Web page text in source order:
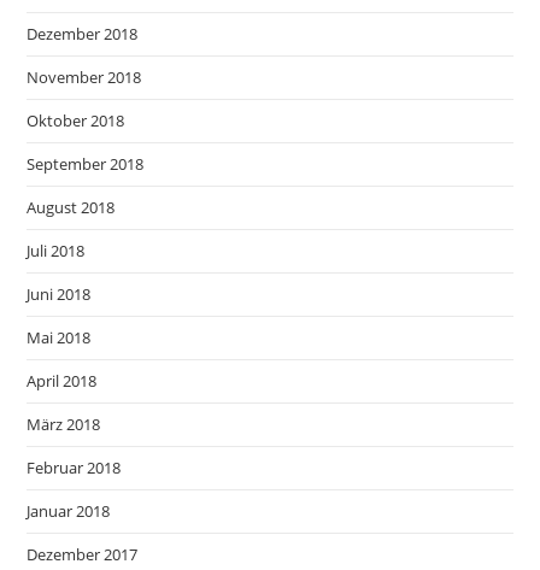
Dezember 2018
November 2018
Oktober 2018
September 2018
August 2018
Juli 2018
Juni 2018
Mai 2018
April 2018
März 2018
Februar 2018
Januar 2018
Dezember 2017